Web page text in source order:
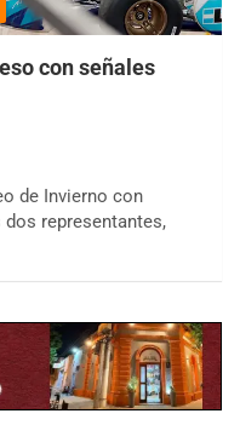
con señales
de Invierno con
representantes,